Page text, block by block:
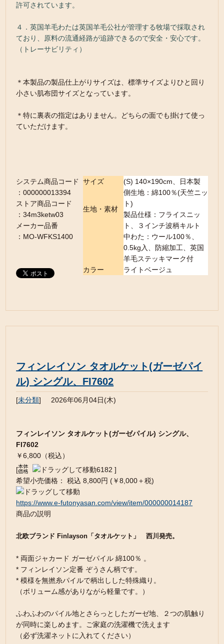
許可されています。
４．英国羊毛わたは英国羊毛公社が管理する牧場で採取され
ており、原料の流通経路が追跡できるので安全・安心です。
（トレーサビリティ）
＊本製品の製品仕上がりサイズは、標準サイズよりひと回り
小さい肌布団サイズとなっています。
＊特に裏表の指定はありません。どちらの面でも掛けて使っ
ていただけます。
サイズ (S) 140×190cm、日本製
生地・素材
側生地：綿100％(天竺ニッ
ト)
製品仕様：フライスニッ
ト、３インチ波柄キルト
中わた：ウール100％、
0.5kg入、防縮加工、英国
羊毛ステッキマーク付
カラー
ライトベージュ
システム商品コード
：000000013394
ストア商品コード
：34m3ketw03
メーカー品番
：MO-WFKS1400
フィンレイソン タオルケット(ガーゼパイ
ル) シングル、FI7602
[未分類] 2026年06月04日(木)
フィンレイソン タオルケット(ガーゼパイル) シングル、
FI7602
￥6,800（税込）
[
6182 ]
希望小売価格： 税込 8,800円 (￥8,000＋税)
https://www.e-futonyasan.com/view/item/000000014187
商品の説明
北欧ブランド Finlayson「タオルケット」 西川発売。
* 両面ジャカード ガーゼパイル 綿100％ 。
* フィンレイソン定番 ぞうさん柄です。
* 模様を無撚糸パイルで柄出しした特殊織り。
（ボリューム感がありながら軽量です。）
ふわふわのパイル地とさらっとしたガーゼ地、２つの肌触り
が同時に楽しめます。ご家庭の洗濯機で洗えます
（必ず洗濯ネットに入れてください）